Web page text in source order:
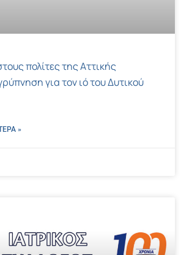
πολίτες της Αττικής
για τον ιό του Δυτικού
»